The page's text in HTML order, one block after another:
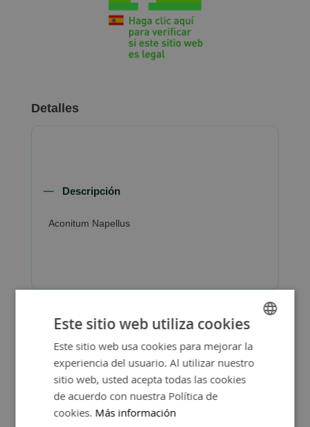
Detalles
Descripción
Aconitum Napellus
SPANISH
ENGLISH
Este sitio web utiliza cookies
Este sitio web usa cookies para mejorar la
experiencia del usuario. Al utilizar nuestro
sitio web, usted acepta todas las cookies
de acuerdo con nuestra Política de
cookies. Más información